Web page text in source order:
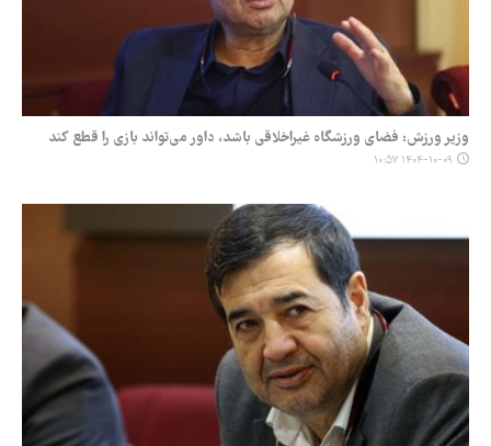
وزیر ورزش: فضای ورزشگاه‌ غیراخلاقی باشد، داور می‌تواند بازی را قطع کند
۱۴۰۴-۱۰-۰۹ ۱۰:۵۷